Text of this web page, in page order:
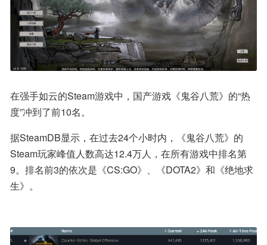
在强手如云的Steam游戏中，国产游戏《鬼谷八荒》的“热
度”冲到了前10名。
据SteamDB显示，在过去24个小时内，《鬼谷八荒》的
Steam玩家峰值人数高达12.4万人，在所有游戏中排名第
9。排名前3的依次是《CS:GO》、《DOTA2》和《绝地求
生》。